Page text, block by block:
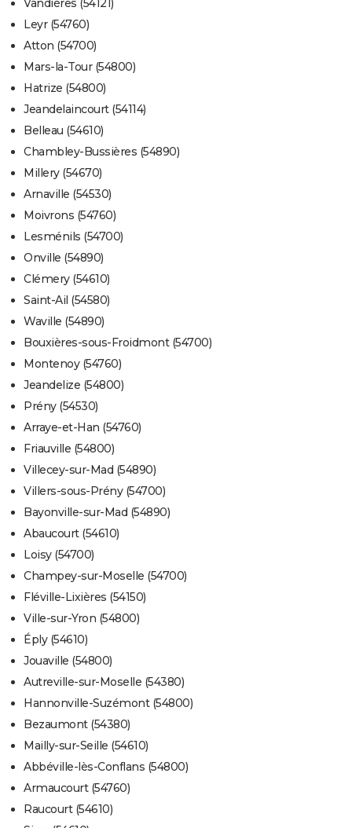
Vandières (54121)
Leyr (54760)
Atton (54700)
Mars-la-Tour (54800)
Hatrize (54800)
Jeandelaincourt (54114)
Belleau (54610)
Chambley-Bussières (54890)
Millery (54670)
Arnaville (54530)
Moivrons (54760)
Lesménils (54700)
Onville (54890)
Clémery (54610)
Saint-Ail (54580)
Waville (54890)
Bouxières-sous-Froidmont (54700)
Montenoy (54760)
Jeandelize (54800)
Prény (54530)
Arraye-et-Han (54760)
Friauville (54800)
Villecey-sur-Mad (54890)
Villers-sous-Prény (54700)
Bayonville-sur-Mad (54890)
Abaucourt (54610)
Loisy (54700)
Champey-sur-Moselle (54700)
Fléville-Lixières (54150)
Ville-sur-Yron (54800)
Éply (54610)
Jouaville (54800)
Autreville-sur-Moselle (54380)
Hannonville-Suzémont (54800)
Bezaumont (54380)
Mailly-sur-Seille (54610)
Abbéville-lès-Conflans (54800)
Armaucourt (54760)
Raucourt (54610)